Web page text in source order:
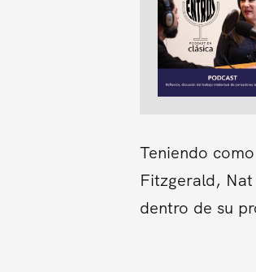
Teniendo
Fitzgerald,
dentro de su